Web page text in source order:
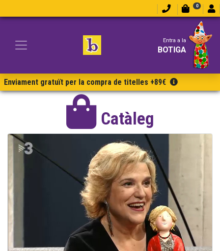
0
Entra a la
BOTIGA
Enviament gratuït per la compra de titelles +89€
Catàleg